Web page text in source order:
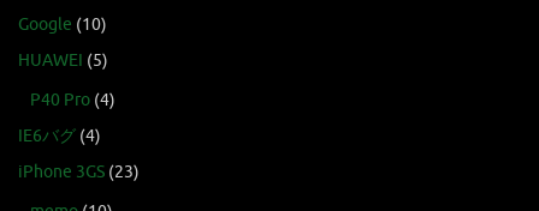
Google (10)
HUAWEI (5)
P40 Pro (4)
IE6バグ (4)
iPhone 3GS (23)